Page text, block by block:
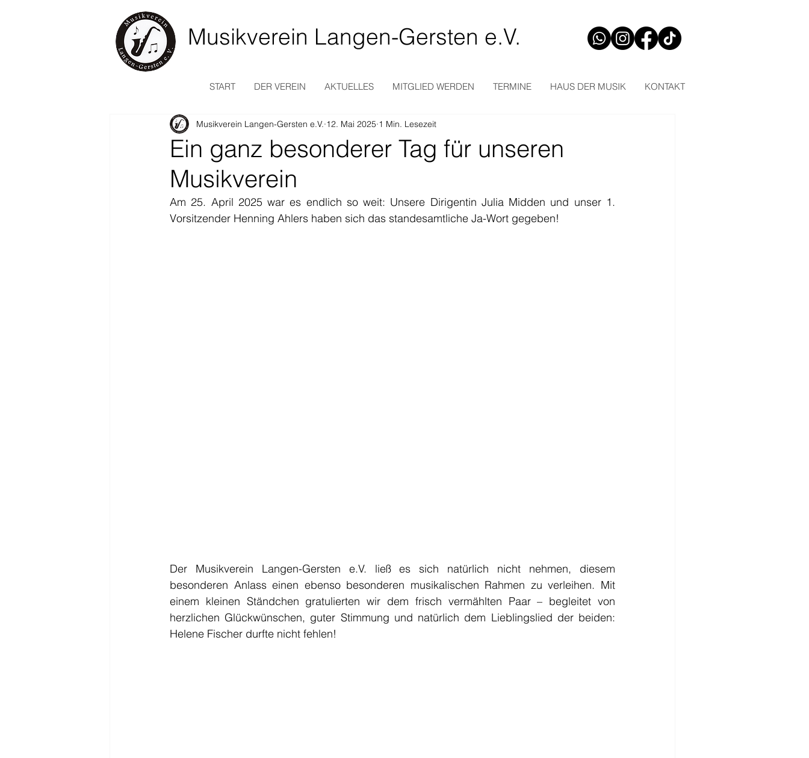
Musikverein Langen-Gersten e.V.
START DER VEREIN AKTUELLES MITGLIED WERDEN TERMINE HAUS DER MUSIK KONTAKT
Ein ganz besonderer Tag für unseren
Musikverein
Musikverein Langen-Gersten e.V. 12. Mai 2025 1 Min. Lesezeit
Am 25. April 2025 war es endlich so weit: Unsere Dirigentin Julia Midden und unser 1.
Vorsitzender Henning Ahlers haben sich das standesamtliche Ja-Wort gegeben!
Der Musikverein Langen-Gersten e.V. ließ es sich natürlich nicht nehmen, diesem
besonderen Anlass einen ebenso besonderen musikalischen Rahmen zu verleihen. Mit
einem kleinen Ständchen gratulierten wir dem frisch vermählten Paar – begleitet von
herzlichen Glückwünschen, guter Stimmung und natürlich dem Lieblingslied der beiden:
Helene Fischer durfte nicht fehlen!